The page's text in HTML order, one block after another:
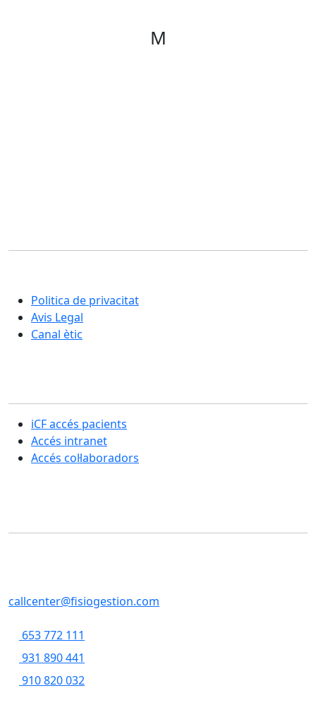
M
Politica de privacitat
Avis Legal
Canal ètic
iCF accés pacients
Accés intranet
Accés col·laboradors
callcenter@fisiogestion.com
653 772 111
931 890 441
910 820 032